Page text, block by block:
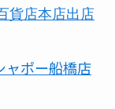
貨店本店出店
ポー船橋店